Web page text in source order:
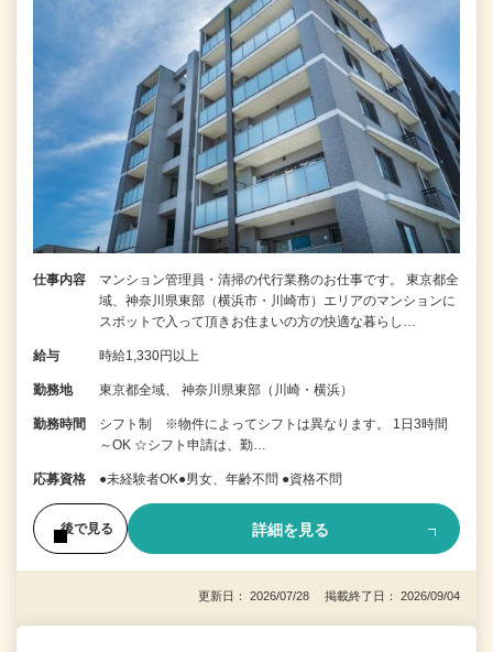
仕事内容
マンション管理員・清掃の代行業務のお仕事です。 東京都全
域、神奈川県東部（横浜市・川崎市）エリアのマンションに
スポットで入って頂きお住まいの方の快適な暮らし…
給与 時給1,330円以上
勤務地 東京都全域、 神奈川県東部（川崎・横浜）
勤務時間
シフト制 ※物件によってシフトは異なります。 1日3時間
～OK ☆シフト申請は、勤…
応募資格 ●未経験者OK●男女、年齢不問 ●資格不問
後で見る 詳細を見る
更新日： 2026/07/28 掲載終了日： 2026/09/04